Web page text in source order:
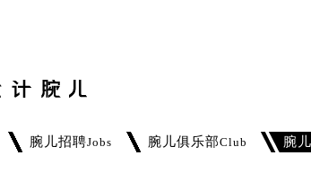
腕儿招聘Jobs 腕儿俱乐部Club 腕